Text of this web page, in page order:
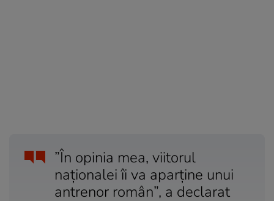
”În opinia mea, viitorul
naționalei îi va aparține unui
antrenor român”, a declarat